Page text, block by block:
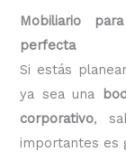
Mobiliario
perfecta
Si estás
ya sea una
corporativo,
importantes es